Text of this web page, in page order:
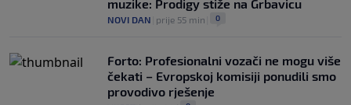
muzike: Prodigy stiže na Grbavicu
NOVI DAN prije 55 min 0
Forto: Profesionalni vozači ne mogu više
čekati – Evropskoj komisiji ponudili smo
provodivo rješenje